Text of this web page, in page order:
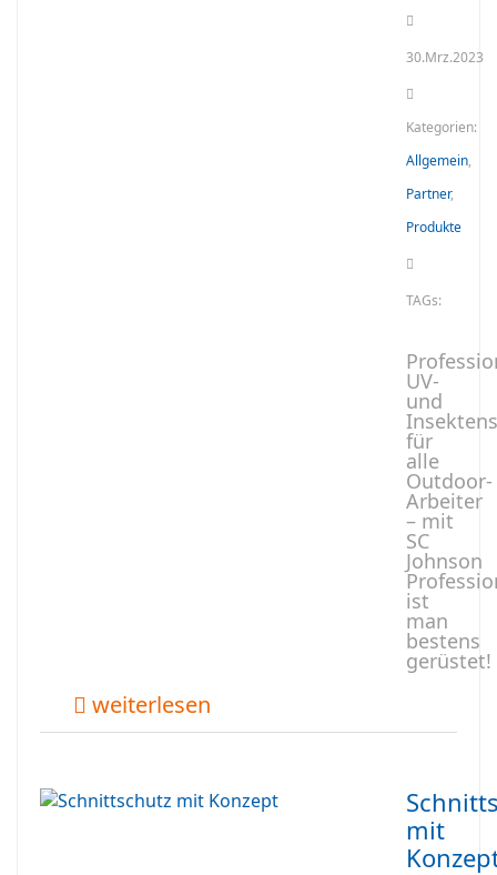
30.Mrz.2023
Kategorien:
Allgemein,
Partner,
Produkte
TAGs:
UV-
und
für
alle
Outdoor-
Arbeiter
– mit
SC
Johnson
ist
man
bestens
gerüstet!
weiterlesen
mit